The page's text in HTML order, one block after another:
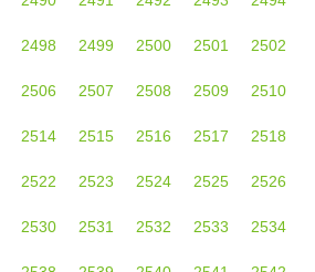
2498 2499 2500 2501 2502
2506 2507 2508 2509 2510
2514 2515 2516 2517 2518
2522 2523 2524 2525 2526
2530 2531 2532 2533 2534